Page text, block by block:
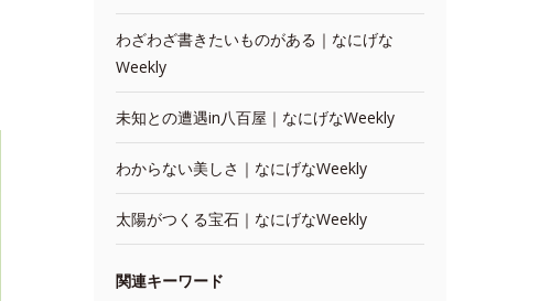
わざわざ書きたいものがある｜なにげな
Weekly
未知との遭遇in八百屋｜なにげなWeekly
わからない美しさ｜なにげなWeekly
太陽がつくる宝石｜なにげなWeekly
関連キーワード